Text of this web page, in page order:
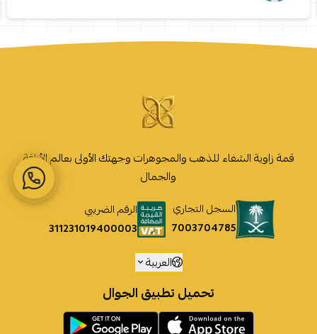
قمة زاوية الشفاء للذهب والمجوهرات وجهتك الأولى بعالم الأناقة
والجمال
السجل التجاري
7003704785
الرقم الضريبي
311231019400003
العربية
تحميل تطبيق الجوال